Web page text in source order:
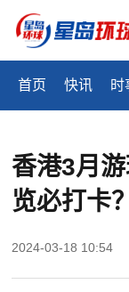
首页 快讯 时
香港3月
览必打卡？
2024-03-18 10:54